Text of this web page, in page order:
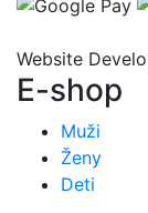
Website
E-shop
Muži
Ženy
Deti